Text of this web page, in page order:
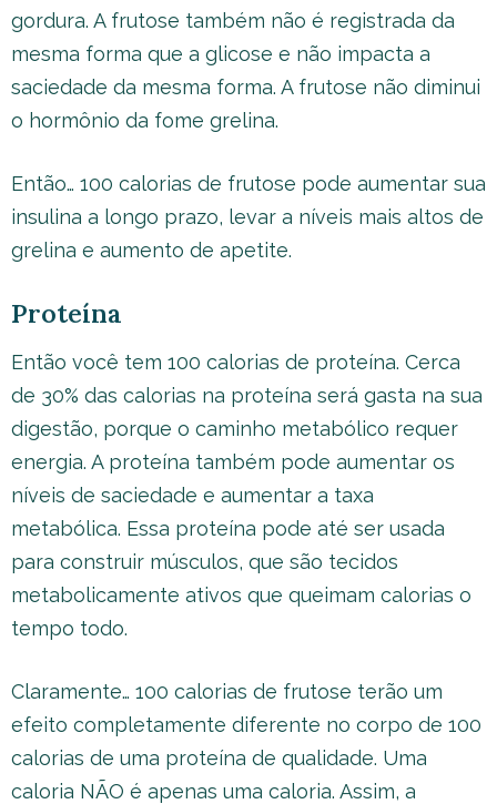
gordura. A frutose também não é registrada da
mesma forma que a glicose e não impacta a
saciedade da mesma forma. A frutose não diminui
o hormônio da fome grelina.
Então… 100 calorias de frutose pode aumentar sua
insulina a longo prazo, levar a níveis mais altos de
grelina e aumento de apetite.
Proteína
Então você tem 100 calorias de proteína. Cerca
de 30% das calorias na proteína será gasta na sua
digestão, porque o caminho metabólico requer
energia. A proteína também pode aumentar os
níveis de saciedade e aumentar a taxa
metabólica. Essa proteína pode até ser usada
para construir músculos, que são tecidos
metabolicamente ativos que queimam calorias o
tempo todo.
Claramente… 100 calorias de frutose terão um
efeito completamente diferente no corpo de 100
calorias de uma proteína de qualidade. Uma
caloria NÃO é apenas uma caloria. Assim, a